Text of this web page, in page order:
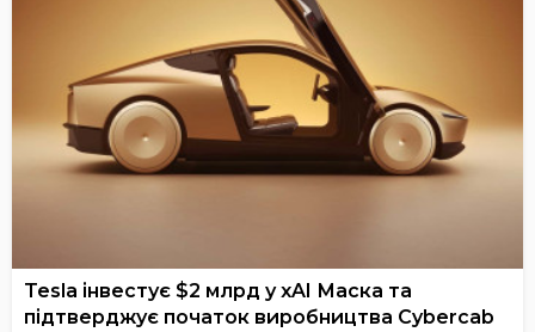
Tesla інвестує $2 млрд у xAI Маска та
підтверджує початок виробництва Cybercab